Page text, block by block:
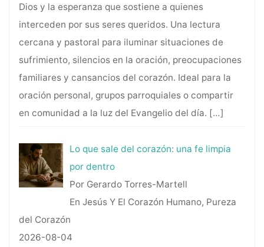
Dios y la esperanza que sostiene a quienes
interceden por sus seres queridos. Una lectura
cercana y pastoral para iluminar situaciones de
sufrimiento, silencios en la oración, preocupaciones
familiares y cansancios del corazón. Ideal para la
oración personal, grupos parroquiales o compartir
en comunidad a la luz del Evangelio del día. […]
Lo que sale del corazón: una fe limpia
por dentro
Por Gerardo Torres-Martell
En Jesús Y El Corazón Humano, Pureza
del Corazón
2026-08-04